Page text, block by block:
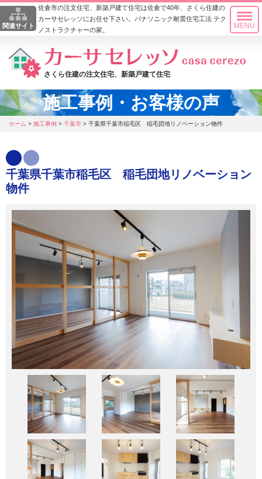
関連サイト
佐倉市の注文住宅、新築戸建て住宅は佐倉で40年、さくら住建の
カーサセレッソにお任せ下さい。パナソニック耐震住宅工法 テク
ノストラクチャーの家。
さくら住建の注文住宅、新築戸建て住宅
MENU
施工事例・お客様の声
ホーム > 施工事例 > 千葉市 > 千葉県千葉市稲毛区 稲毛団地リノベーション物件
千葉県千葉市稲毛区 稲毛団地リノベーション
物件